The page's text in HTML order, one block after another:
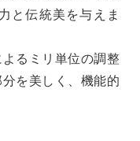
と伝統美を与えま
るミリ単位の調整
を美しく、機能的